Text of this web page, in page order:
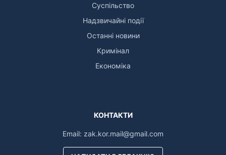
Суспільство
Надзвичайні події
Останні новини
Кримінал
Економіка
КОНТАКТИ
Email: zak.kor.mail@gmail.com